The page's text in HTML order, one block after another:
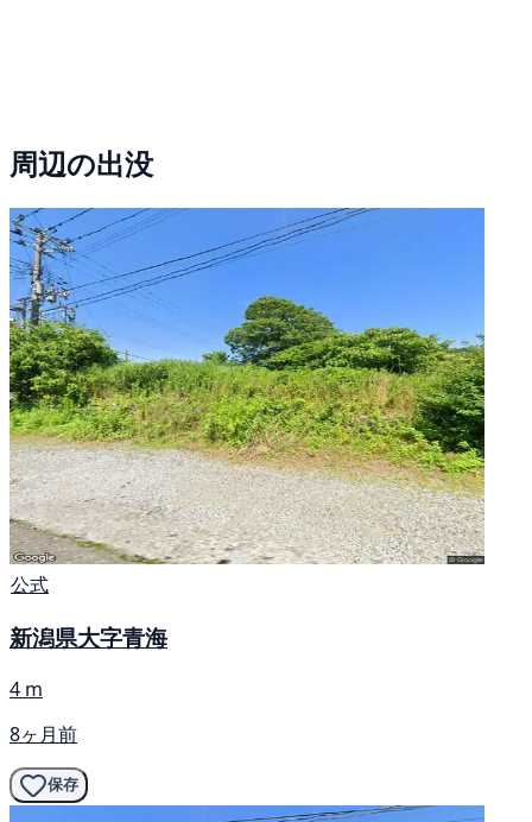
周辺の出没
公式
新潟県大字青海
4 m
8ヶ月前
保存